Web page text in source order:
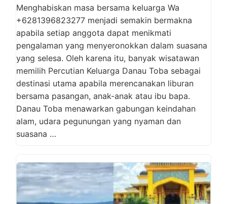
Menghabiskan masa bersama keluarga Wa
+6281396823277 menjadi semakin bermakna
apabila setiap anggota dapat menikmati
pengalaman yang menyeronokkan dalam suasana
yang selesa. Oleh karena itu, banyak wisatawan
memilih Percutian Keluarga Danau Toba sebagai
destinasi utama apabila merencanakan liburan
bersama pasangan, anak-anak atau ibu bapa.
Danau Toba menawarkan gabungan keindahan
alam, udara pegunungan yang nyaman dan
suasana …